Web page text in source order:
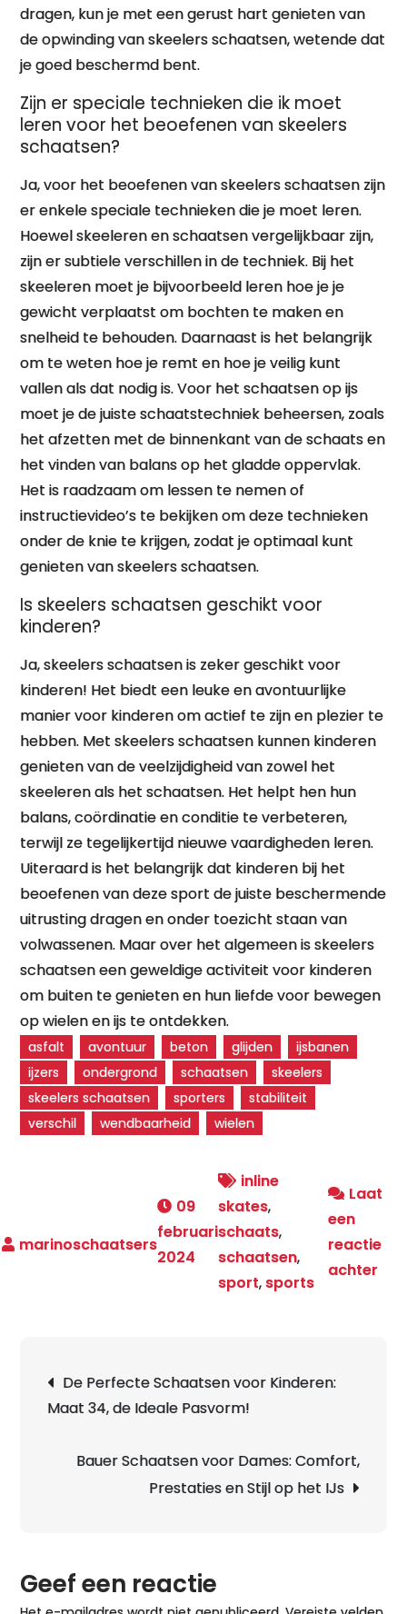
dragen, kun je met een gerust hart genieten van
de opwinding van skeelers schaatsen, wetende dat
je goed beschermd bent.
Zijn er speciale technieken die ik moet
leren voor het beoefenen van skeelers
schaatsen?
Ja, voor het beoefenen van skeelers schaatsen zijn
er enkele speciale technieken die je moet leren.
Hoewel skeeleren en schaatsen vergelijkbaar zijn,
zijn er subtiele verschillen in de techniek. Bij het
skeeleren moet je bijvoorbeeld leren hoe je je
gewicht verplaatst om bochten te maken en
snelheid te behouden. Daarnaast is het belangrijk
om te weten hoe je remt en hoe je veilig kunt
vallen als dat nodig is. Voor het schaatsen op ijs
moet je de juiste schaatstechniek beheersen, zoals
het afzetten met de binnenkant van de schaats en
het vinden van balans op het gladde oppervlak.
Het is raadzaam om lessen te nemen of
instructievideo’s te bekijken om deze technieken
onder de knie te krijgen, zodat je optimaal kunt
genieten van skeelers schaatsen.
Is skeelers schaatsen geschikt voor
kinderen?
Ja, skeelers schaatsen is zeker geschikt voor
kinderen! Het biedt een leuke en avontuurlijke
manier voor kinderen om actief te zijn en plezier te
hebben. Met skeelers schaatsen kunnen kinderen
genieten van de veelzijdigheid van zowel het
skeeleren als het schaatsen. Het helpt hen hun
balans, coördinatie en conditie te verbeteren,
terwijl ze tegelijkertijd nieuwe vaardigheden leren.
Uiteraard is het belangrijk dat kinderen bij het
beoefenen van deze sport de juiste beschermende
uitrusting dragen en onder toezicht staan van
volwassenen. Maar over het algemeen is skeelers
schaatsen een geweldige activiteit voor kinderen
om buiten te genieten en hun liefde voor bewegen
op wielen en ijs te ontdekken.
asfalt avontuur beton glijden
ijsbanen
ijzers
ondergrond schaatsen
skeelers
skeelers schaatsen
sporters
stabiliteit
verschil
wendbaarheid wielen
09
februari
2024
inline
skates,
schaats,
schaatsen,
sport,sports
Laat
een
reactie
achter
De Perfecte Schaatsen voor Kinderen:
Maat 34, de Ideale Pasvorm!
Bauer Schaatsen voor Dames: Comfort,
Prestaties en Stijl op het IJs
Geef een reactie